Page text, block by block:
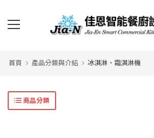
首頁 產品分類與介紹 冰淇淋、霜淇淋機
商品分類